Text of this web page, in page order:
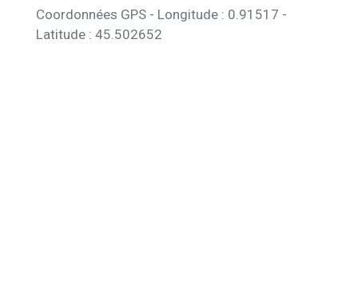
Coordonnées GPS - Longitude : 0.91517 -
Latitude : 45.502652